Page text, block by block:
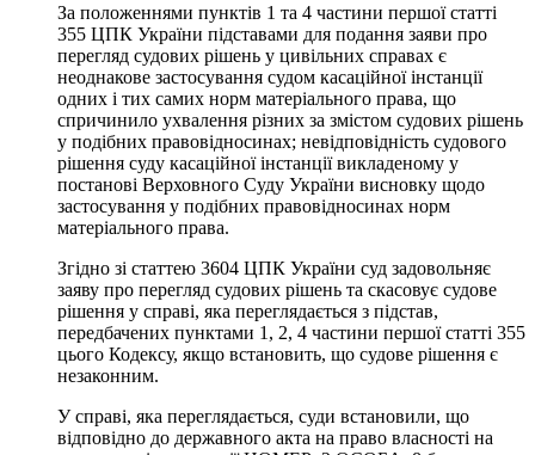
За положеннями пунктів 1 та 4 частини першої статті
355 ЦПК України підставами для подання заяви про
перегляд судових рішень у цивільних справах є
неоднакове застосування судом касаційної інстанції
одних і тих самих норм матеріального права, що
спричинило ухвалення різних за змістом судових рішень
у подібних правовідносинах; невідповідність судового
рішення суду касаційної інстанції викладеному у
постанові Верховного Суду України висновку щодо
застосування у подібних правовідносинах норм
матеріального права.
Згідно зі статтею 3604 ЦПК України суд задовольняє
заяву про перегляд судових рішень та скасовує судове
рішення у справі, яка переглядається з підстав,
передбачених пунктами 1, 2, 4 частини першої статті 355
цього Кодексу, якщо встановить, що судове рішення є
незаконним.
У справі, яка переглядається, суди встановили, що
відповідно до державного акта на право власності на